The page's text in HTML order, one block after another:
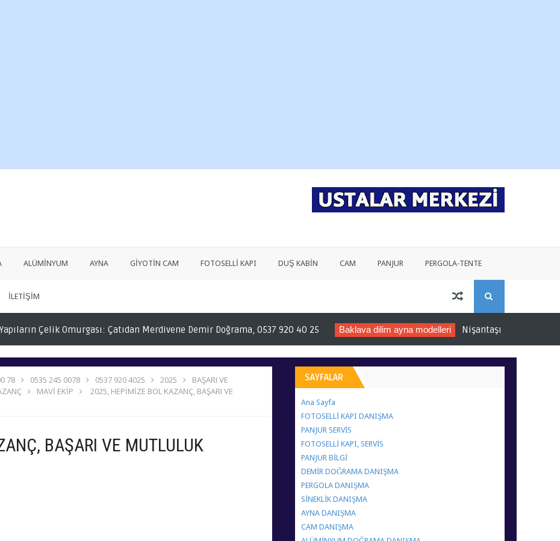
ALÜMİNYUM AYNA GİYOTİN CAM FOTOSELLİ KAPI DUŞ KABİN CAM PANJUR PERGOLA-TENTE
İLETİŞİM
E
Çatıdan Merdivene Demir Doğrama, 0537 920 40 25 Baklava dilim ayna modelleri Nişantaşı’nın Işıltısını Evinize
78 0535 245 0078 0537 920 4025 2025
BAŞARI VE
MAVİ EKİP
2025, HEPİMİZE BOL KAZANÇ, BAŞARI VE
BAŞARI VE MUTLULUK
SAYFALAR
Ana Sayfa
FOTOSELLİ KAPI DANIŞMA
PANJUR SERVİS
FOTOSELLİ KAPI, SERVİS
PANJUR BİLGİ
DEMİR DOĞRAMA DANIŞMA
PERGOLA DANIŞMA
SİNEKLİK DANIŞMA
AYNA DANIŞMA
CAM DANIŞMA